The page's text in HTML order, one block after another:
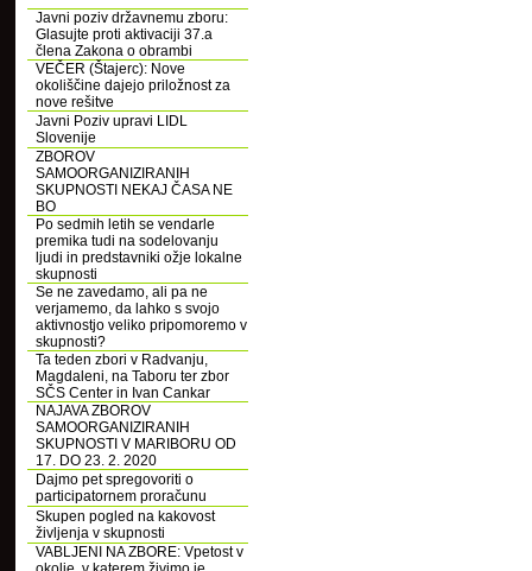
Javni poziv državnemu zboru:
Glasujte proti aktivaciji 37.a
člena Zakona o obrambi
VEČER (Štajerc): Nove
okoliščine dajejo priložnost za
nove rešitve
Javni Poziv upravi LIDL
Slovenije
ZBOROV
SAMOORGANIZIRANIH
SKUPNOSTI NEKAJ ČASA NE
BO
Po sedmih letih se vendarle
premika tudi na sodelovanju
ljudi in predstavniki ožje lokalne
skupnosti
Se ne zavedamo, ali pa ne
verjamemo, da lahko s svojo
aktivnostjo veliko pripomoremo v
skupnosti?
Ta teden zbori v Radvanju,
Magdaleni, na Taboru ter zbor
SČS Center in Ivan Cankar
NAJAVA ZBOROV
SAMOORGANIZIRANIH
SKUPNOSTI V MARIBORU OD
17. DO 23. 2. 2020
Dajmo pet spregovoriti o
participatornem proračunu
Skupen pogled na kakovost
življenja v skupnosti
VABLJENI NA ZBORE: Vpetost v